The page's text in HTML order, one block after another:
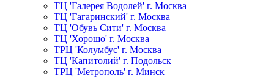
ТЦ 'Галерея Водолей' г. Москва
ТЦ 'Гагаринский' г. Москва
ТЦ 'Обувь Сити' г. Москва
ТЦ 'Хорошо' г. Москва
ТРЦ 'Колумбус' г. Москва
ТЦ 'Капитолий' г. Подольск
ТРЦ 'Метрополь' г. Минск